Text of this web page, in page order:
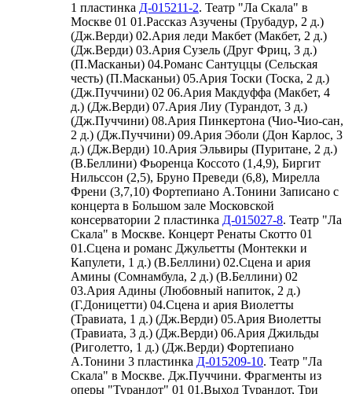
1 пластинка Д-015211-2. Театр "Ла Скала" в
Москве 01 01.Рассказ Азучены (Трубадур, 2 д.)
(Дж.Верди) 02.Ария леди Макбет (Макбет, 2 д.)
(Дж.Верди) 03.Ария Сузель (Друг Фриц, 3 д.)
(П.Масканьи) 04.Романс Сантуццы (Сельская
честь) (П.Масканьи) 05.Ария Тоски (Тоска, 2 д.)
(Дж.Пуччини) 02 06.Ария Макдуффа (Макбет, 4
д.) (Дж.Верди) 07.Ария Лиу (Турандот, 3 д.)
(Дж.Пуччини) 08.Ария Пинкертона (Чио-Чио-сан,
2 д.) (Дж.Пуччини) 09.Ария Эболи (Дон Карлос, 3
д.) (Дж.Верди) 10.Ария Эльвиры (Пуритане, 2 д.)
(В.Беллини) Фьоренца Коссото (1,4,9), Биргит
Нильссон (2,5), Бруно Преведи (6,8), Мирелла
Френи (3,7,10) Фортепиано А.Тонини Записано с
концерта в Большом зале Московской
консерватории 2 пластинка Д-015027-8. Театр "Ла
Скала" в Москве. Концерт Ренаты Скотто 01
01.Сцена и романс Джульетты (Монтекки и
Капулети, 1 д.) (В.Беллини) 02.Сцена и ария
Амины (Сомнамбула, 2 д.) (В.Беллини) 02
03.Ария Адины (Любовный напиток, 2 д.)
(Г.Доницетти) 04.Сцена и ария Виолетты
(Травиата, 1 д.) (Дж.Верди) 05.Ария Виолетты
(Травиата, 3 д.) (Дж.Верди) 06.Ария Джильды
(Риголетто, 1 д.) (Дж.Верди) Фортепиано
А.Тонини 3 пластинка Д-01 5209-10. Театр "Ла
Скала" в Москве. Дж.Пуччини. Фрагменты из
оперы "Турандот" 01 01.Выход Турандот, Три